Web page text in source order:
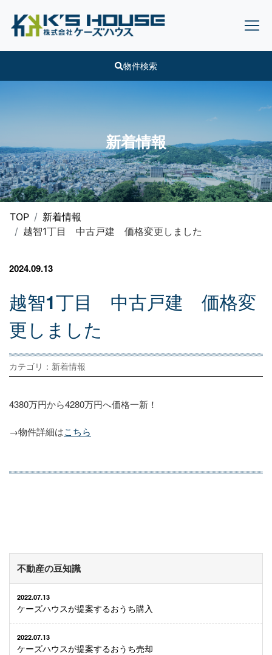
物件検索
新着情報
TOP
新着情報
越智1丁目 中古戸建 価格変更しました
2024.09.13
越智1丁目 中古戸建 価格変
更し ま した
カテゴリ：新着情報
4380万円から4280万円へ価格一新！
→物件詳細はこちら
不動産の豆知識
2022.07.13
ケーズハウスが提案するおうち購入
2022.07.13
ケーズハウスが提案するおうち売却